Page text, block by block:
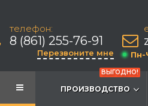
телефон:
8 (861) 255-76-91
Перезвоните мне Пн-
ВЫГОДНО!
ПРОИЗВОДСТВО